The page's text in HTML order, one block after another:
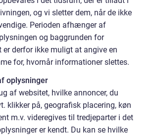
og vi sletter dem, når de ikke
Perioden afhænger af
og baggrunden for
er derfor ikke muligt at angive en
for, hvornår informationer slettes.
oplysninger
af websitet, hvilke annoncer, du
klikker på, geografisk placering, køn
m.v. videregives til tredjeparter i det
er kendt. Du kan se hvilke